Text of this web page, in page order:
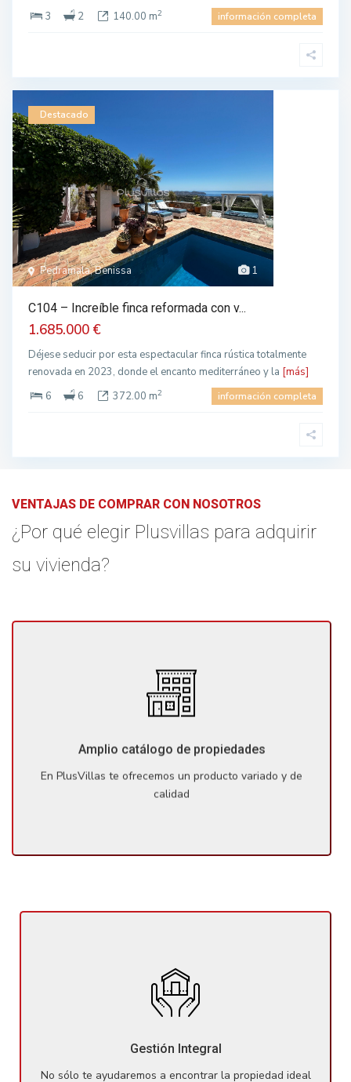
3
2 140.00 m2 información completa
1
Pedramala, Benissa
Destacado
C104 – Increíble finca reformada con v...
1.685.000 €
Déjese seducir por esta espectacular finca rústica totalmente
renovada en 2023, donde el encanto mediterráneo y la [más]
6
6 372.00 m2 información completa
VENTAJAS DE COMPRAR CON NOSOTROS
¿Por qué elegir Plusvillas para adquirir
su vivienda?
Amplio catálogo de propiedades
En PlusVillas te ofrecemos un producto variado y de
calidad
En PlusVillas te ofrecemos un producto variado y de
en la zona, entre las cuales seguro estará el inmueble de
Gestión Integral
No sólo te ayudaremos a encontrar la propiedad ideal
No sólo te ayudaremos a encontrar la propiedad ideal,
sino que también te proporcionaremos la asistencia
siempre por la correcta gestión de todos los trámites.